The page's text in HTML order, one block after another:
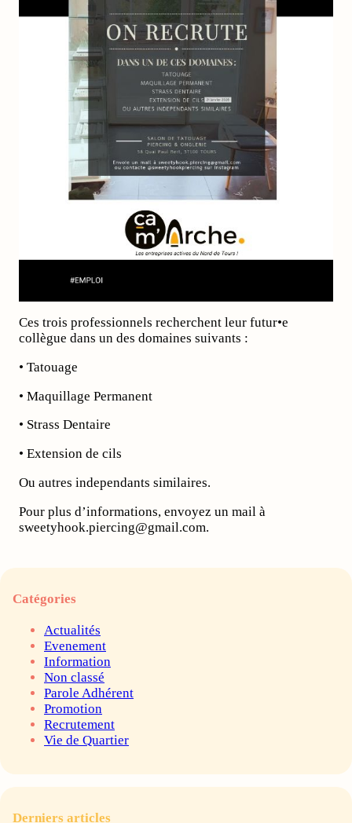
Ces trois professionnels recherchent leur futur•e
collègue dans un des domaines suivants :
• Tatouage
• Maquillage Permanent
• Strass Dentaire
• Extension de cils
Ou autres independants similaires.
Pour plus d’informations, envoyez un mail à
sweetyhook.piercing@gmail.com.
Catégories
Actualités
Evenement
Information
Non classé
Parole Adhérent
Promotion
Recrutement
Vie de Quartier
Derniers articles